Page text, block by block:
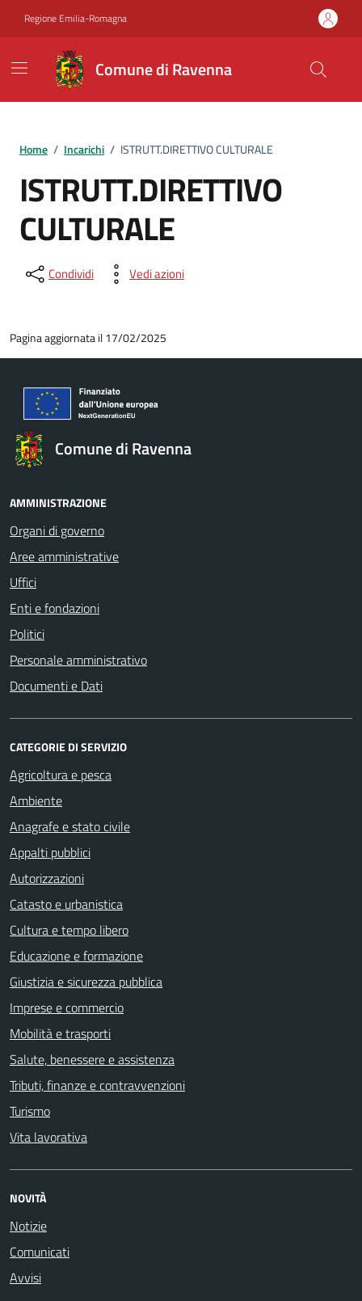
Regione Emilia-Romagna
Comune di Ravenna
Home / Incarichi / ISTRUTT.DIRETTIVO CULTURALE
ISTRUTT.DIRETTIVO
CULTURALE
Condividi Vedi azioni
Pagina aggiornata il 17/02/2025
Comune di Ravenna
AMMINISTRAZIONE
Organi di governo
Aree amministrative
Uffici
Enti e fondazioni
Politici
Personale amministrativo
Documenti e Dati
CATEGORIE DI SERVIZIO
Agricoltura e pesca
Ambiente
Anagrafe e stato civile
Appalti pubblici
Autorizzazioni
Catasto e urbanistica
Cultura e tempo libero
Educazione e formazione
Giustizia e sicurezza pubblica
Imprese e commercio
Mobilità e trasporti
Salute, benessere e assistenza
Tributi, finanze e contravvenzioni
Turismo
Vita lavorativa
NOVITÀ
Notizie
Comunicati
Avvisi